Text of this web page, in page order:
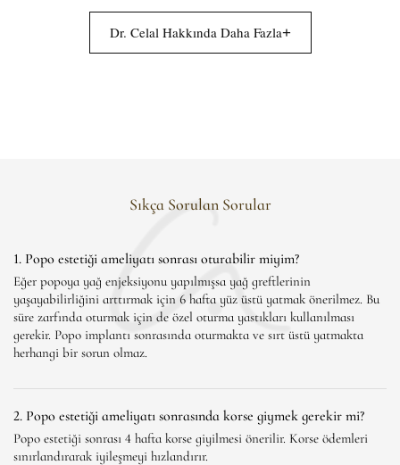
Dr. Celal Hakkında Daha Fazla+
Sıkça Sorulan Sorular
1. Popo estetiği ameliyatı sonrası oturabilir miyim?
Eğer popoya yağ enjeksiyonu yapılmışsa yağ greftlerinin
yaşayabilirliğini arttırmak için 6 hafta yüz üstü yatmak önerilmez. Bu
süre zarfında oturmak için de özel oturma yastıkları kullanılması
gerekir. Popo implantı sonrasında oturmakta ve sırt üstü yatmakta
herhangi bir sorun olmaz.
2. Popo estetiği ameliyatı sonrasında korse giymek gerekir mi?
Popo estetiği sonrası 4 hafta korse giyilmesi önerilir. Korse ödemleri
sınırlandırarak iyileşmeyi hızlandırır.